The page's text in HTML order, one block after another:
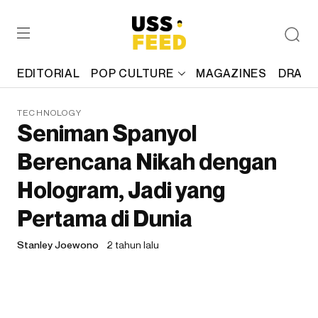
EDITORIAL POP CULTURE MAGAZINES
TECHNOLOGY
Seniman Spanyol
Berencana Nikah dengan
Hologram, Jadi yang
Pertama di Dunia
Stanley Joewono 2 tahun lalu